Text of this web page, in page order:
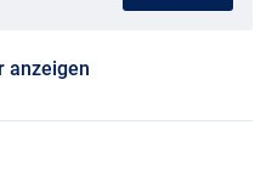
anzeigen